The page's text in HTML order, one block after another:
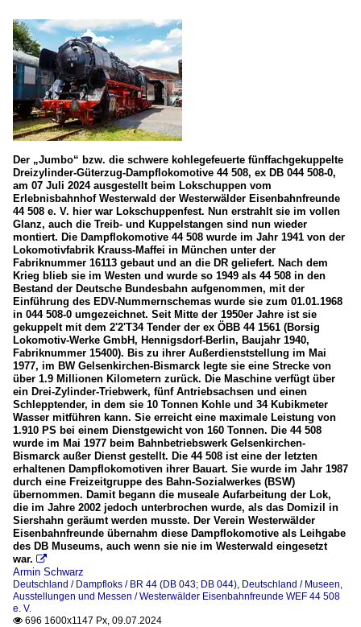
Der „Jumbo“ bzw. die schwere kohlegefeuerte fünffachgekuppelte
Dreizylinder-Güterzug-Dampflokomotive 44 508, ex DB 044 508-0,
am 07 Juli 2024 ausgestellt beim Lokschuppen vom
Erlebnisbahnhof Westerwald der Westerwälder Eisenbahnfreunde
44 508 e. V. hier war Lokschuppenfest. Nun erstrahlt sie im vollen
Glanz, auch die Treib- und Kuppelstangen sind nun wieder
montiert. Die Dampflokomotive 44 508 wurde im Jahr 1941 von der
Lokomotivfabrik Krauss-Maffei in München unter der
Fabriknummer 16113 gebaut und an die DR geliefert. Nach dem
Krieg blieb sie im Westen und wurde so 1949 als 44 508 in den
Bestand der Deutsche Bundesbahn aufgenommen, mit der
Einführung des EDV-Nummernschemas wurde sie zum 01.01.1968
in 044 508-0 umgezeichnet. Seit Mitte der 1950er Jahre ist sie
gekuppelt mit dem 2'2'T34 Tender der ex ÖBB 44 1561 (Borsig
Lokomotiv-Werke GmbH, Hennigsdorf-Berlin, Baujahr 1940,
Fabriknummer 15400). Bis zu ihrer Außerdienststellung im Mai
1977, im BW Gelsenkirchen-Bismarck legte sie eine Strecke von
über 1.9 Millionen Kilometern zurück. Die Maschine verfügt über
ein Drei-Zylinder-Triebwerk, fünf Antriebsachsen und einen
Schlepptender, in dem sie 10 Tonnen Kohle und 34 Kubikmeter
Wasser mitführen kann. Sie erreicht eine maximale Leistung von
1.910 PS bei einem Dienstgewicht von 160 Tonnen. Die 44 508
wurde im Mai 1977 beim Bahnbetriebswerk Gelsenkirchen-
Bismarck außer Dienst gestellt. Die 44 508 ist eine der letzten
erhaltenen Dampflokomotiven ihrer Bauart. Sie wurde im Jahr 1987
durch eine Freizeitgruppe des Bahn-Sozialwerkes (BSW)
übernommen. Damit begann die museale Aufarbeitung der Lok,
die im Jahre 2002 jedoch unterbrochen wurde, als das Domizil in
Siershahn geräumt werden musste. Der Verein Westerwälder
Eisenbahnfreunde übernahm diese Dampflokomotive als Leihgabe
des DB Museums, auch wenn sie nie im Westerwald eingesetzt
war. 
Armin Schwarz
Deutschland / Dampfloks / BR 44 (DB 043; DB 044) Deutschland / Museen,
Ausstellungen und Messen / Westerwälder Eisenbahnfreunde WEF 44 508
e. V.
 696 1600x1147 Px, 09.07.2024